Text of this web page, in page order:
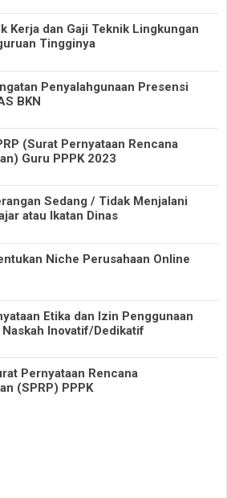
Kerja dan Gaji Teknik Lingkungan
Tingginya
Penyalahgunaan Presensi
BKN
(Surat Pernyataan Rencana
Guru PPPK 2023
Sedang / Tidak Menjalani
atau Ikatan Dinas
Niche Perusahaan Online
Etika dan Izin Penggunaan
Inovatif/Dedikatif
Pernyataan Rencana
(SPRP) PPPK